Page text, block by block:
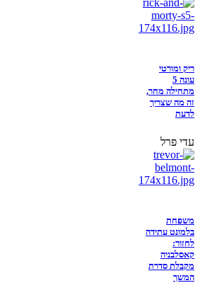
ריק ומורטי
עונה 5
מתחילה מחר,
זה מה שצריך
לדעת
עדי פרל
משפחת
בלמונט עתידה
לחזור:
קאסלבניה
מקבלת סדרת
המשך